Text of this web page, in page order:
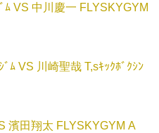
VS 中川慶一 FLYSKYGYM
ﾞﾑ VS 川崎聖哉 T,sｷｯｸﾎﾞｸｼﾝ
濱田翔太 FLYSKYGYM A